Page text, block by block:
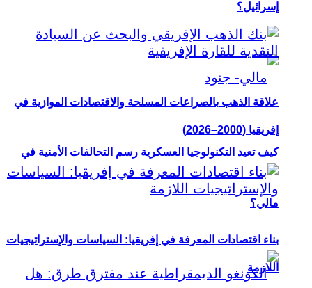
إسرائيل؟
كيف تعيد التكنولوجيا العسكرية رسم التحالفات الأمنية في
مالي؟
علاقة الذهب بالصراعات المسلحة والاقتصادات الموازية في
إفريقيا (2000–2026)
بناء اقتصادات المعرفة في إفريقيا: السياسات والإستراتيجيات
اللازمة